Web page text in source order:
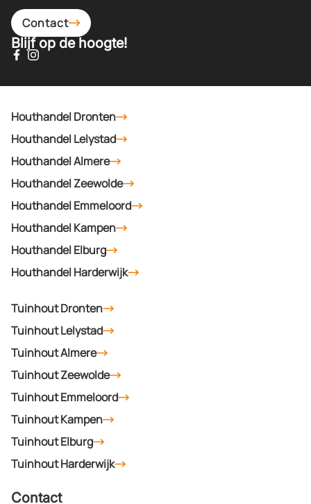
Contact
Blijf op de hoogte!
Houthandel Dronten
Houthandel Lelystad
Houthandel Almere
Houthandel Zeewolde
Houthandel Emmeloord
Houthandel Kampen
Houthandel Elburg
Houthandel Harderwijk
Tuinhout Dronten
Tuinhout Lelystad
Tuinhout Almere
Tuinhout Zeewolde
Tuinhout Emmeloord
Tuinhout Kampen
Tuinhout Elburg
Tuinhout Harderwijk
Contact